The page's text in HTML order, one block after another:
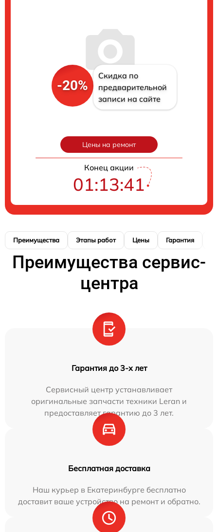
-20%
Скидка по
предварительной
записи на сайте
Цены на ремонт
Конец акции
01:13:40
Преимущества Этапы работ Цены Гарантия
Преимущества сервис-
центра
Гарантия до 3-х лет
Сервисный центр устанавливает
оригинальные запчасти техники Leran и
предоставляет гарантию до 3 лет.
Бесплатная доставка
Наш курьер в Екатеринбурге бесплатно
доставит ваше устройство на ремонт и обратно.